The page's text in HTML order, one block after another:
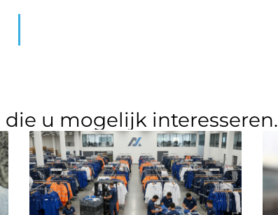
die u mogelijk interesseren.